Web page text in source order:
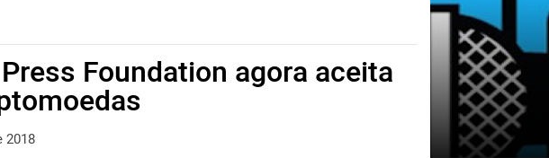
Foundation agora aceita
2018